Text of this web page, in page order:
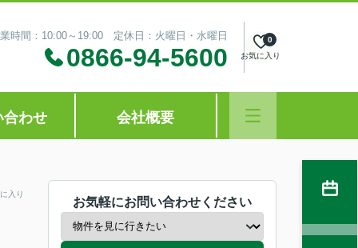
時間：10:00～19:00 定休日：火曜日・水曜日
0866-94-5600 お気に入り
0
合わせ 会社概要
入り
お気軽にお問い合わせください